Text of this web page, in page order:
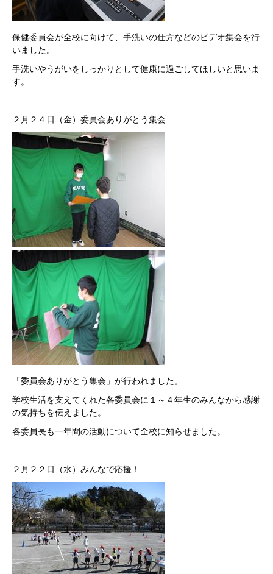
保健委員会が全校に向けて、手洗いの仕方などのビデオ集会を行
いました。
手洗いやうがいをしっかりとして健康に過ごしてほしいと思いま
す。
２月２４日（金）委員会ありがとう集会
「委員会ありがとう集会」が行われました。
学校生活を支えてくれた各委員会に１～４年生のみんなから感謝
の気持ちを伝えました。
各委員長も一年間の活動について全校に知らせました。
２月２２日（水）みんなで応援！